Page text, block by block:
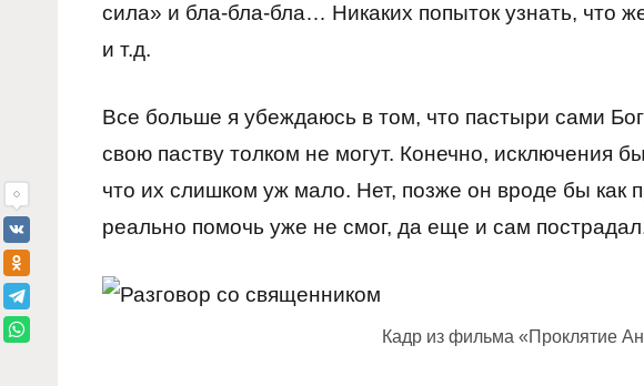
сила» и бла-бла-бла… Никаких попыток узнать, что
и т.д.
Все больше я убеждаюсь в том, что пастыри сами
свою паству толком не могут. Конечно, исключения
что их слишком уж мало. Нет, позже он вроде бы как
реально помочь уже не смог, да еще и сам
Кадр из фильма «Проклятие